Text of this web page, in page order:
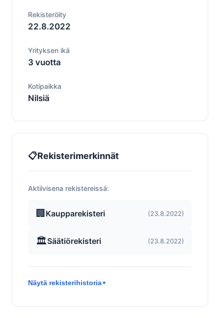
Rekisteröity
22.8.2022
Yrityksen ikä
3 vuotta
Kotipaikka
Nilsiä
📋Rekisterimerkinnät
Aktiivisena rekistereissä:
🏢 Kaupparekisteri (23.8.2022)
🏛️Säätiörekisteri (23.8.2022)
Näytä rekisterihistoria▼